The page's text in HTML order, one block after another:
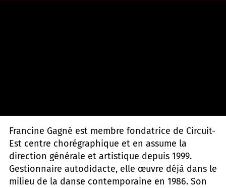
Francine Gagné est membre fondatrice de Circuit-
Est centre chorégraphique et en assume la
direction générale et artistique depuis 1999.
Gestionnaire autodidacte, elle œuvre déjà dans le
milieu de la danse contemporaine en 1986. Son